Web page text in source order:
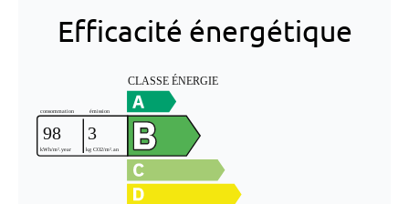
Efficacité énergétique